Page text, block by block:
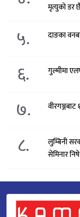
मृत्युको डर
५. दाङका
६. गुल्मीमा
७.
८.
लुम्बिनी
सेमिनार